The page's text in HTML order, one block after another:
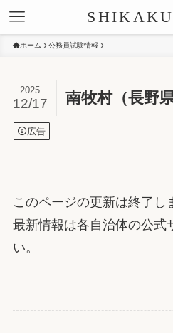
ホーム 公務員試験情報
南牧村（長野
2025
12/17
広告
このページの更新は終了し
最新情報は各自治体の公式
い。